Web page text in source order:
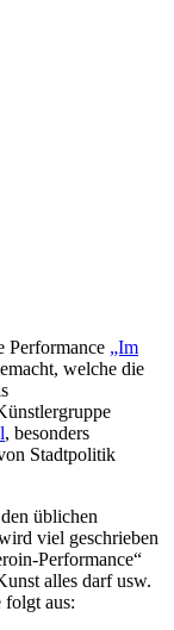
Performance „Im
welche die
, besonders
Stadtpolitik
üblichen
viel geschrieben
Performance“
alles darf usw.
folgt aus: